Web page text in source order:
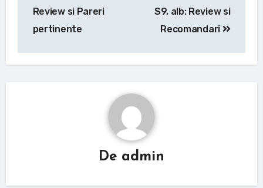
articole
Review si Pareri
pertinente
S9, alb: Review si
Recomandari
De admin